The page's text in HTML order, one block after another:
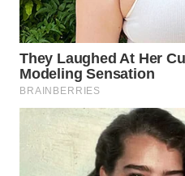
LABUHANBATU
WN
TAPANULI
TENGAH
WN DELI
SERDANG